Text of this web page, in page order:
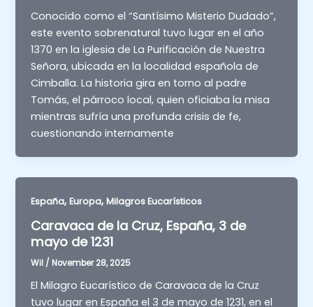
Conocido como el “Santísimo Misterio Dudado”,
este evento sobrenatural tuvo lugar en el año
1370 en la iglesia de La Purificación de Nuestra
Señora, ubicada en la localidad española de
Cimballa. La historia gira en torno al padre
Tomás, el párroco local, quien oficiaba la misa
mientras sufría una profunda crisis de fe,
cuestionando internamente
España,Europa,Milagros Eucarísticos
Caravaca de la Cruz, España, 3 de
mayo de 1231
Wil / November 28, 2025
El Milagro Eucarístico de Caravaca de la Cruz
tuvo lugar en España el 3 de mayo de 1231, en el